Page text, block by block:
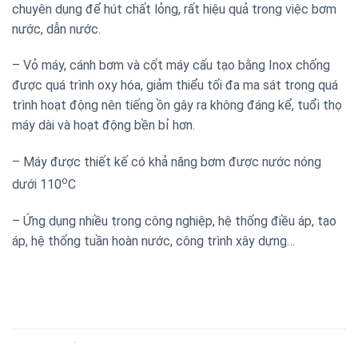
chuyên dụng để hút chất lỏng, rất hiệu quả trong việc bơm
nước, dẫn nước.
– Vỏ máy, cánh bơm và cốt máy cấu tạo bằng Inox chống
được quá trình oxy hóa, giảm thiểu tối đa ma sát trong quá
trình hoạt động nên tiếng ồn gây ra không đáng kể, tuổi thọ
máy dài và hoạt động bền bỉ hơn.
– Máy được thiết kế có khả năng bơm được nước nóng
dưới 110oC
– Ứng dụng nhiều trong công nghiệp, hệ thống điều áp, tạo
áp, hệ thống tuần hoàn nước, công trình xây dựng…